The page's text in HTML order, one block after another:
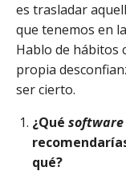
es trasladar
que tenemos en
Hablo de hábitos
propia
ser cierto.
¿Qué software
qué?